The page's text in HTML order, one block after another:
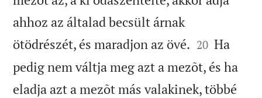
ahhoz az általad becsült árnak
ötödrészét, és maradjon az övé. 

20 Ha
pedig nem váltja meg azt a mezõt, és ha
eladja azt a mezõt más valakinek, többé